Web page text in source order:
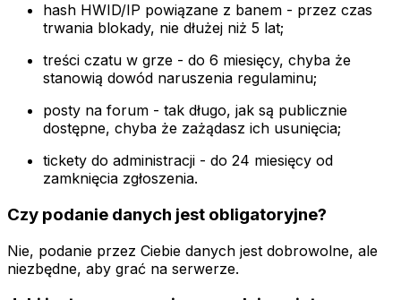
hash HWID/IP powiązane z banem - przez czas
trwania blokady, nie dłużej niż 5 lat;
treści czatu w grze - do 6 miesięcy, chyba że
stanowią dowód naruszenia regulaminu;
posty na forum - tak długo, jak są publicznie
dostępne, chyba że zażądasz ich usunięcia;
tickety do administracji - do 24 miesięcy od
zamknięcia zgłoszenia.
Czy podanie danych jest obligatoryjne?
Nie, podanie przez Ciebie danych jest dobrowolne, ale
niezbędne, aby grać na serwerze.